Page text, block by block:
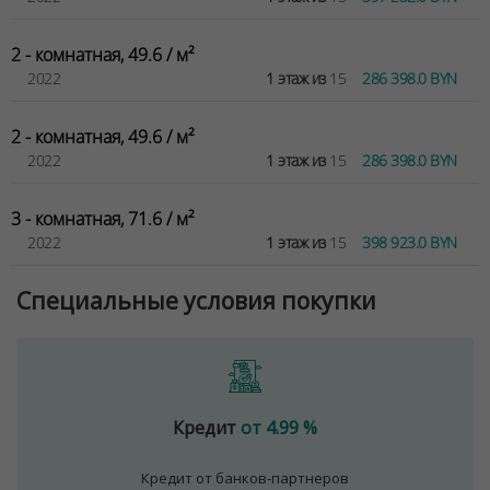
04.09.2025
2 - комнатная, 49.6 / м²
2022 1 этаж из15 286 398.0 BYN
2 - комнатная, 49.6 / м²
2022 1 этаж из15 286 398.0 BYN
3 - комнатная, 71.6 / м²
2022 1 этаж из15 398 923.0 BYN
Специальные условия покупки
Кредит от 4.99 %
Кредит от банков-партнеров